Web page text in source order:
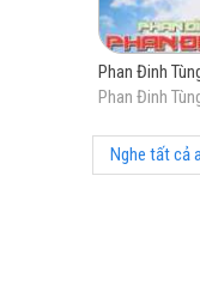
nhất
Phan Đinh
Phan Đinh
Nghe tất cả